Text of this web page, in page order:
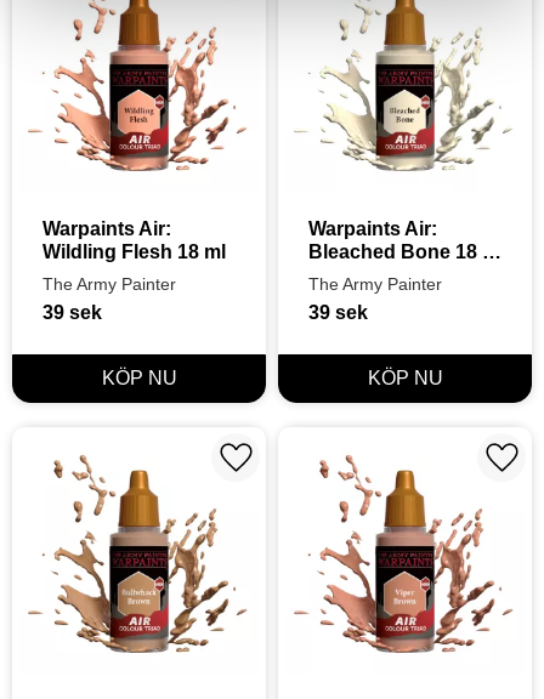
Warpaints Air:
Wildling Flesh 18 ml
The Army Painter
39 sek
Warpaints Air:
Bleached Bone 18
ml
The Army Painter
39 sek
Lägg till i favoriter